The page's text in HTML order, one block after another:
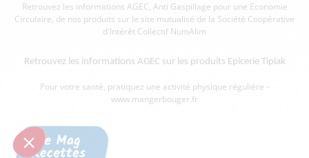
Retrouvez les informations AGEC, Anti Gaspillage pour une Economie
Circulaire, de nos produits sur le site mutualisé de la Société Coopérative
d'Intérêt Collectif NumAlim
Retrouvez les informations AGEC sur les produits Epicerie Tipiak
Pour votre santé, pratiquez une activité physique régulière -
www.mangerbouger.fr